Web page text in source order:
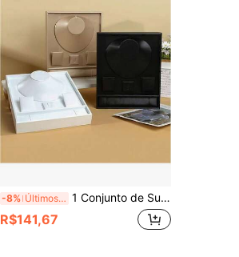
-8% Últimos 3 dias 1 Conjunto de Suporte de Exibição de Pingente Branco Adequado para Anéis, Pulseiras, Colares e Brincos Delicados. Esta Prateleira de Exibição de Joias é Adequada para Exibir e Armazenar Joias e Acessórios de Ouro, Decoração de Quarto
R$141,67